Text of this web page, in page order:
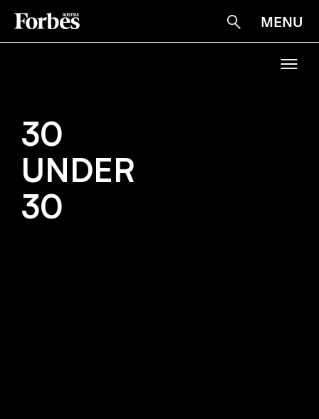
Suche
MENU
30
UNDER
30
30
UNDER
30